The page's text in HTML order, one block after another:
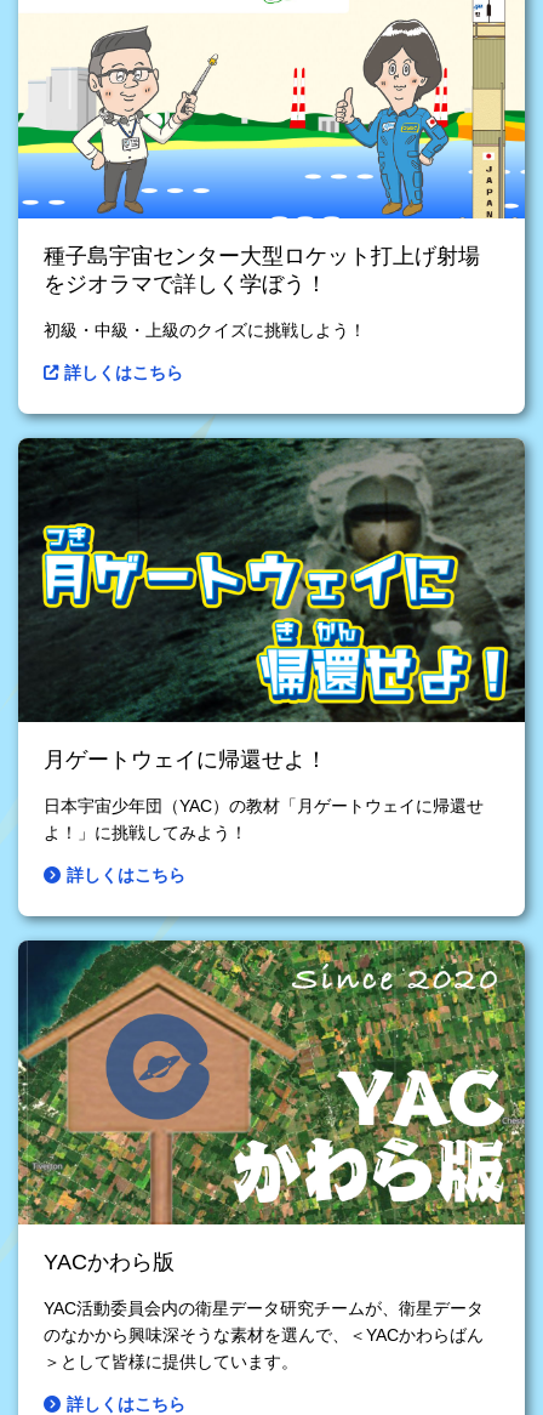
種子島宇宙センター大型ロケット打上げ射場
をジオラマで詳しく学ぼう！
初級・中級・上級のクイズに挑戦しよう！
詳しくはこちら
月ゲートウェイに帰還せよ！
日本宇宙少年団（YAC）の教材「月ゲートウェイに帰還せ
よ！」に挑戦してみよう！
詳しくはこちら
YACかわら版
YAC活動委員会内の衛星データ研究チームが、衛星データ
のなかから興味深そうな素材を選んで、＜YACかわらばん
＞として皆様に提供しています。
詳しくはこちら